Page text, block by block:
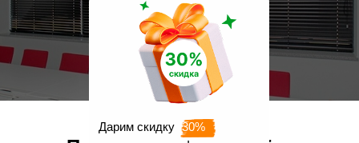
Дарим скидку30%
Перейти